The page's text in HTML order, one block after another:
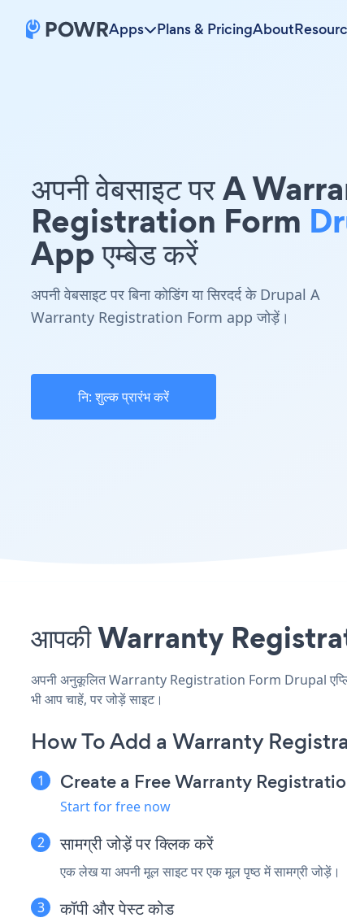
Apps Plans & PricingAbout
अपनी वेबसाइट पर A
Registration Form
App एम्बेड करें
अपनी वेबसाइट पर बिना कोडिंग या सिरदर्द के Drupal A
Warranty Registration Form app जोड़ें।
नि: शुल्क प्रारंभ करें
आपकी Warranty
अपनी अनुकूलित Warranty Registration Form Drupal
भी आप चाहें, पर जोड़ें साइट।
How To Add a Warranty
Create a Free Warranty
Start for free now
सामग्री जोड़ें पर क्लिक करें
एक लेख या अपनी मूल साइट पर एक मूल पृष्ठ में सामग्री जोड़ें।
कॉपी और पेस्ट कोड